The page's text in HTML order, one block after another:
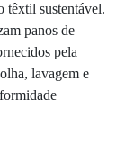
têxtil sustentável.
panos de
pela
lavagem e